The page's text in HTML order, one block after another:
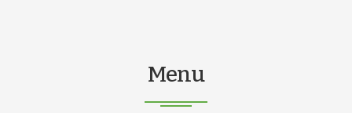
Menu